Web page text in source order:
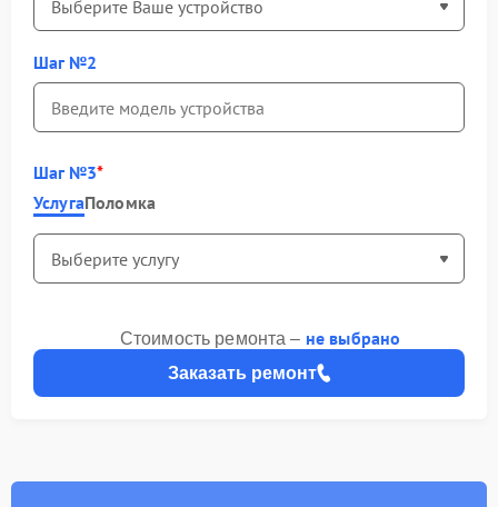
Шаг №2
Шаг №3
УслугаПоломка
Заказать ремонт
Стоимость ремонта – не выбрано